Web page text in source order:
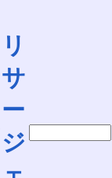
リ
サ
ー
ジ